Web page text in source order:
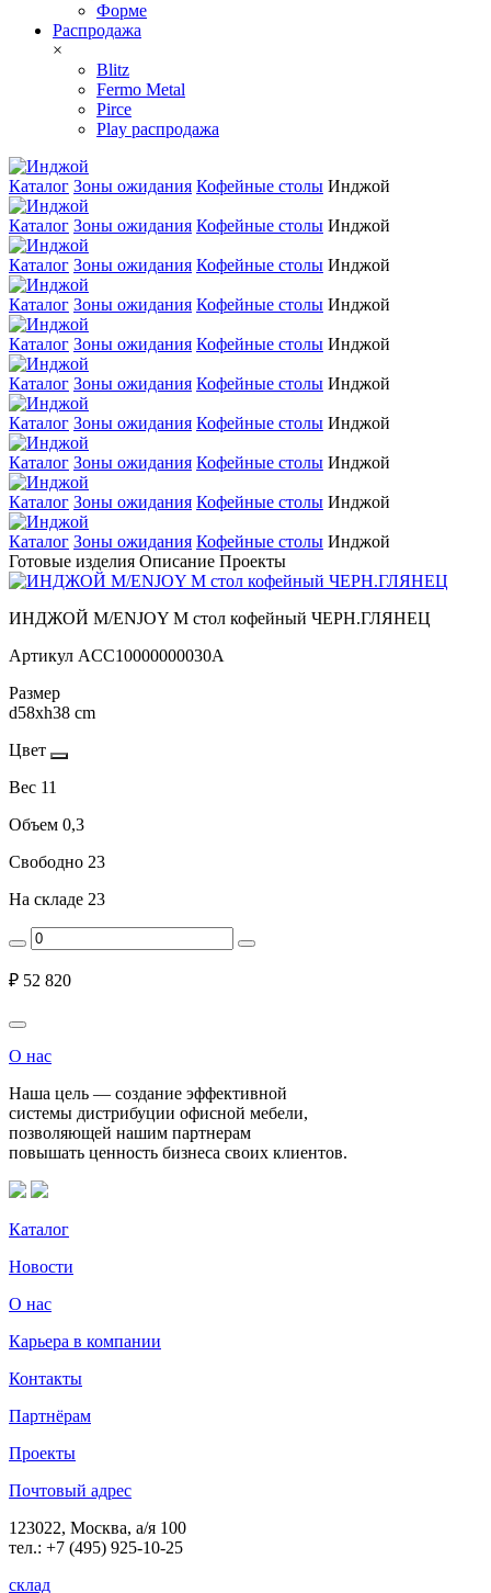
Форме
Распродажа
×
Blitz
Fermo Metal
Pirce
Play распродажа
Каталог Зоны ожидания Кофейные столы Инджой
Каталог Зоны ожидания Кофейные столы Инджой
Каталог Зоны ожидания Кофейные столы Инджой
Каталог Зоны ожидания Кофейные столы Инджой
Каталог Зоны ожидания Кофейные столы Инджой
Каталог Зоны ожидания Кофейные столы Инджой
Каталог Зоны ожидания Кофейные столы Инджой
Каталог Зоны ожидания Кофейные столы Инджой
Каталог Зоны ожидания Кофейные столы Инджой
Каталог Зоны ожидания Кофейные столы Инджой
Готовые изделия Описание Проекты
ИНДЖОЙ М/ENJOY M стол кофейный ЧЕРН.ГЛЯНЕЦ
Артикул ACC10000000030A
Размер
d58xh38 cm
Цвет
Вес 11
Объем 0,3
Свободно 23
На складе 23
₽ 52 820
О нас
Наша цель — создание эффективной
системы дистрибуции офисной мебели,
позволяющей нашим партнерам
повышать ценность бизнеса своих клиентов.
Каталог
Новости
О нас
Карьера в компании
Контакты
Партнёрам
Проекты
Почтовый адрес
123022, Москва, а/я 100
тел.: +7 (495) 925-10-25
склад